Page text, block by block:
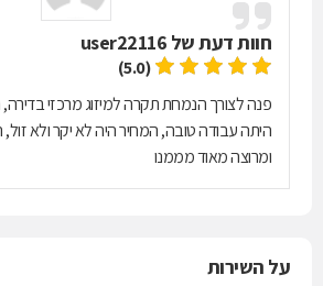
חוות דעת של user22116
(5.0)
פנה לצורך הנמחת תקרה למיזוג מרכזי בדירה,
היתה עבודה טובה, המחיר היה לא יקר ולא
ומרוצה מאוד מממנו
על השירות